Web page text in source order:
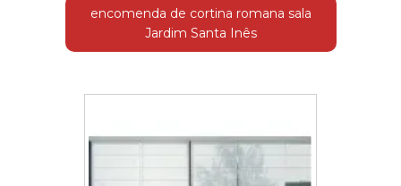
encomenda de cortina romana sala
Jardim Santa Inês